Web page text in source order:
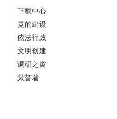
下载中心
党的建设
依法行政
文明创建
调研之窗
荣誉墙